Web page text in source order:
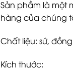
Sản phầm là một
hàng của chúng
Chất liệu: sứ,
Kích thước: